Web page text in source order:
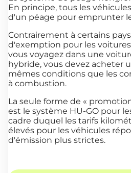
En principe, tous les
d'un péage pour emprunter
Contrairement à certains
d'exemption pour les
vous voyagez dans une
hybride, vous devez acheter
mêmes conditions que les
à combustion.
La seule forme de «
est le système HU-GO pour
cadre duquel les tarifs
élevés pour les véhicules
d'émission plus strictes.